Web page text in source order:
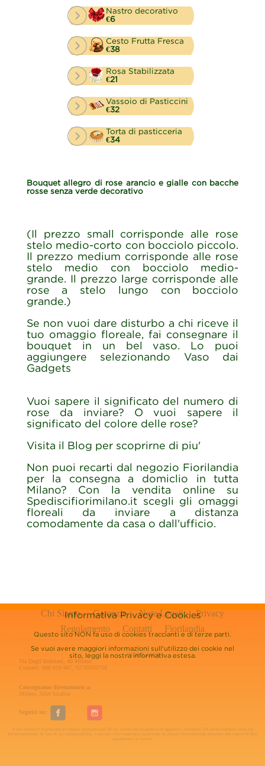
Nastro decorativo
€6
Cesto Frutta Fresca
€38
Rosa Stabilizzata
€21
Vassoio di Pasticcini
€32
Torta di pasticceria
€34
Bouquet allegro di rose arancio e gialle con bacche
rosse senza verde decorativo
(Il prezzo small corrisponde alle rose
stelo medio-corto con bocciolo piccolo.
Il prezzo medium corrisponde alle rose
stelo medio con bocciolo medio-
grande. Il prezzo large corrisponde alle
rose a stelo lungo con bocciolo
grande.)
Se non vuoi dare disturbo a chi riceve il
tuo omaggio floreale, fai consegnare il
bouquet in un bel vaso. Lo puoi
aggiungere selezionando Vaso dai
Gadgets
Vuoi sapere il significato del numero di
rose da inviare? O vuoi sapere il
significato del colore delle rose?
Visita il Blog per scoprirne di piu'
Non puoi recarti dal negozio Fiorilandia
per la consegna a domiclio in tutta
Milano? Con la vendita online su
Spediscifiorimilano.it scegli gli omaggi
floreali da inviare a distanza
comodamente da casa o dall'ufficio.
Chi Siamo Garanzie Note Legali
Privacy
Regolamento
Contatti Fiorilandia
FIORILANDIA
Via Degli Imbriani, 40 Milano
Contatti: 800 618 667, 02-39310758
Consegnamo direttamente a:
Milano
Altre localita
Seguici su:
Il sito internet è di proprietà di Gruppo Internazionale TF srl, società che ne gestisce ed aggiorna i contenuti. Gli ordini verranno evasi dal
fiorista medesimo. In caso di sua indisponibilità, il servizio verra' comunque asssicurato da gruppo internazionale attraverso altri negozi di fiori
appartenenti al circuito.
Informativa Privacy e Cookies
Questo sito NON fa uso di cookies traccianti e di terze parti.
Se vuoi avere maggiori informazioni sull'utilizzo dei cookie nel
sito, leggi la nostrainformativa estesa.